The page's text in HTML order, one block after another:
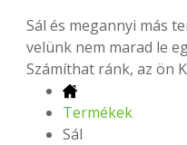
Sál és megannyi más
velünk nem marad le
Számíthat ránk, az ön
Termékek
Sál